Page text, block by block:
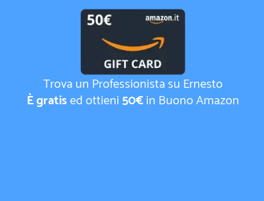
Trova un Professionista su Ernesto
È gratised ottieni50€in Buono Amazon